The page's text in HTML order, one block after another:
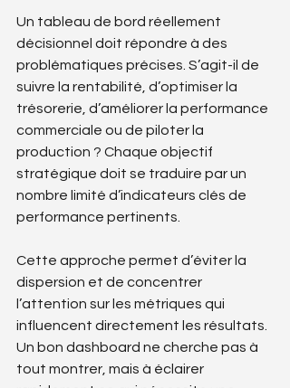
Un tableau de bord réellement
décisionnel doit répondre à des
problématiques précises. S’agit-il de
suivre la rentabilité, d’optimiser la
trésorerie, d’améliorer la performance
commerciale ou de piloter la
production ? Chaque objectif
stratégique doit se traduire par un
nombre limité d’indicateurs clés de
performance pertinents.
Cette approche permet d’éviter la
dispersion et de concentrer
l’attention sur les métriques qui
influencent directement les résultats.
Un bon dashboard ne cherche pas à
tout montrer, mais à éclairer